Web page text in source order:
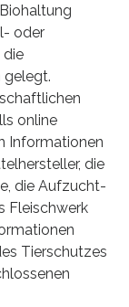
oder
die
gelegt.
online
Informationen
die
die Aufzucht-
Fleischwerk
Tierschutzes